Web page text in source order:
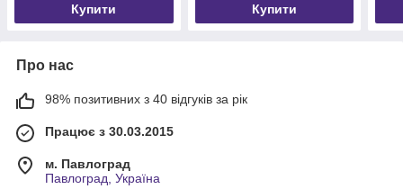
Купити Купити
Про нас
98% позитивних з 40 відгуків за рік
Працює з 30.03.2015
м. Павлоград
Павлоград, Україна